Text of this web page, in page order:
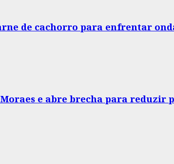
de cachorro para enfrentar
e abre brecha para reduzir